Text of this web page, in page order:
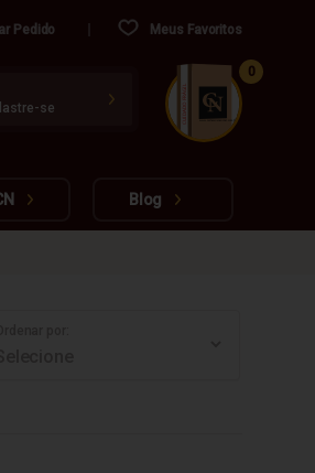
Pedido Meus Favoritos
se
www.cachacarianacional.com.br
CUIDADO FRÁGIL
0
Blog